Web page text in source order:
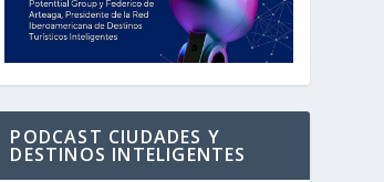
PODCAST CIUDADES Y
DESTINOS INTELIGENTES